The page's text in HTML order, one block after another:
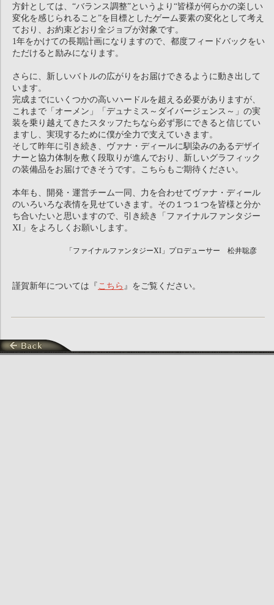
方針としては、“バランス調整”というより“皆様が何らかの楽しい
変化を感じられること”を目標としたゲーム要素の変化として考え
ており、お約束どおり全ジョブが対象です。
1年をかけての長期計画になりますので、都度フィードバックをい
ただけると励みになります。
さらに、新しいバトルの広がりをお届けできるように動き出して
います。
完成までにいくつかの高いハードルを超える必要がありますが、
これまで「オーメン」「デュナミス～ダイバージェンス～」の実
装を乗り越えてきたスタッフたちなら必ず形にできると信じてい
ますし、実現するために僕が全力で支えていきます。
そして昨年に引き続き、ヴァナ・ディールに馴染みのあるデザイ
ナーと協力体制を敷く段取りが進んでおり、新しいグラフィック
の装備品をお届けできそうです。こちらもご期待ください。
本年も、開発・運営チーム一同、力を合わせてヴァナ・ディール
のいろいろな表情を見せていきます。その１つ１つを皆様と分か
ち合いたいと思いますので、引き続き「ファイナルファンタジー
XI」をよろしくお願いします。
「ファイナルファンタジーXI」プロデューサー 松井聡彦
謹賀新年については『 こちら 』をご覧ください。